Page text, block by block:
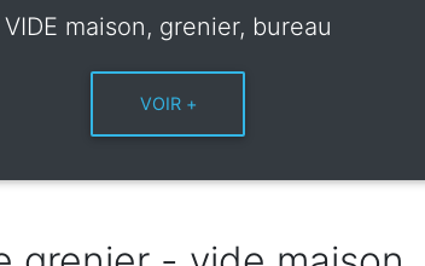
VIDE maison, grenier, bureau